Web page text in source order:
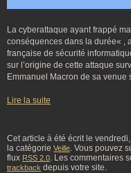
La cyberattaque ayant frappé
conséquences dans la durée« ,
française de sécurité
sur l’origine de cette attaque
Emmanuel Macron de sa venue
Lire la suite
Cet article à été écrit le
la catégorie Veille. Vous pouvez
flux RSS 2.0. Les commentaires
trackback depuis votre site.